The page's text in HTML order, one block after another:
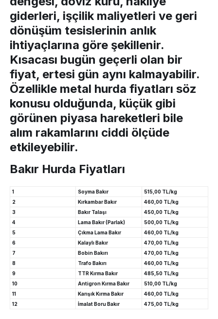
giderleri, işçilik maliyetleri ve geri
dönüşüm tesislerinin anlık
ihtiyaçlarına göre şekillenir.
Kısacası bugün geçerli olan bir
fiyat, ertesi gün aynı kalmayabilir.
Özellikle metal hurda fiyatları söz
konusu olduğunda, küçük gibi
görünen piyasa hareketleri bile
alım rakamlarını ciddi ölçüde
etkileyebilir.
Bakır Hurda Fiyatları
1 Soyma Bakır
515,00 TL/kg
2
Kırkambar Bakır
460,00 TL/kg
3
Bakır Talaşı
450,00 TL/kg
4
Lama Bakır (Parlak)
500,00 TL/kg
5
Çıkma Lama Bakır
460,00 TL/kg
6
Kalaylı Bakır
470,00 TL/kg
7
Bobin Bakırı
470,00 TL/kg
8
Trafo Bakırı
460,00 TL/kg
9
TTR Kırma Bakır
485,50 TL/kg
10
Antigron Kırma Bakır
510,00 TL/kg
11
Karışık Kırma Bakır
460,00 TL/kg
12
İmalat Boru Bakır 475,00 TL/kg